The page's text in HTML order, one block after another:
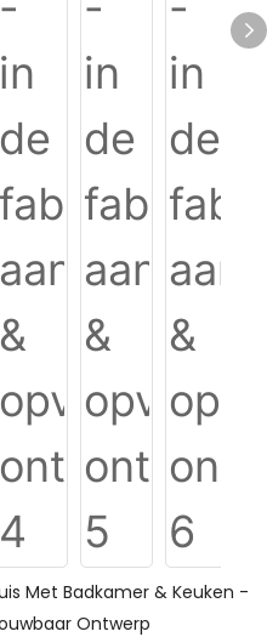
Met Badkamer & Keuken -
Ontwerp